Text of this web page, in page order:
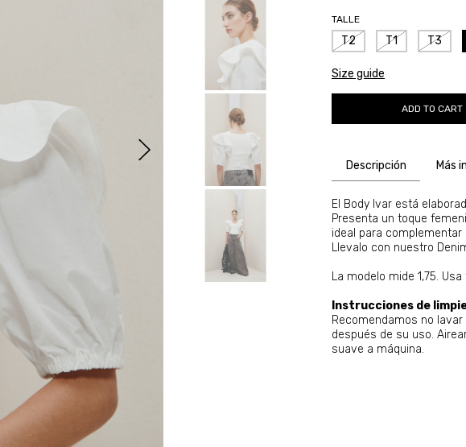
TALLE
T2 T1 T3
Size guide
Descripción Más
El Body Ivar está
Presenta un toque
ideal para
Llevalo con nuestro
La modelo mide 1,75. Usa
Instrucciones de
Recomendamos no
después de su uso.
suave a máquina.